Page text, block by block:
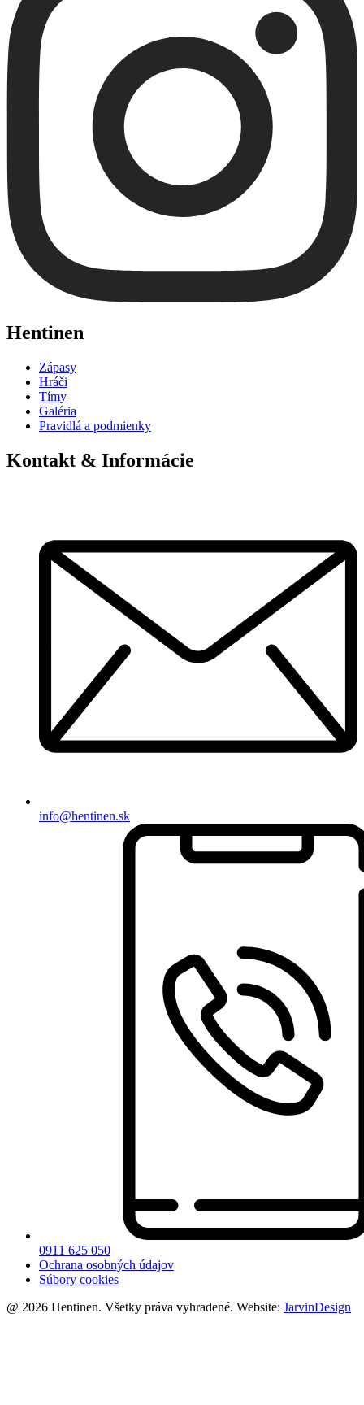
Hentinen
Zápasy
Hráči
Tímy
Galéria
Pravidlá a podmienky
Kontakt & Informácie
info@hentinen.sk
0911 625 050
Ochrana osobných údajov
Súbory cookies
@ 2026 Hentinen. Všetky práva vyhradené. Website: JarvinDesign